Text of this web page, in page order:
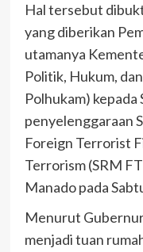
Hal tersebut
yang diberikan
utamanya
Politik, Hukum,
Polhukam)
penyelenggaraan
Foreign Terrorist
Terrorism (SRM
Manado pada
Menurut
menjadi tuan